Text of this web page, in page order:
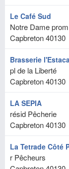
Le Café Sud
Notre Dame
Capbreton40130
Brasserie
pl de la Liberté
Capbreton40130
LA SEPIA
résid Pêcherie
Capbreton40130
La Tetrade Côté
r Pêcheurs